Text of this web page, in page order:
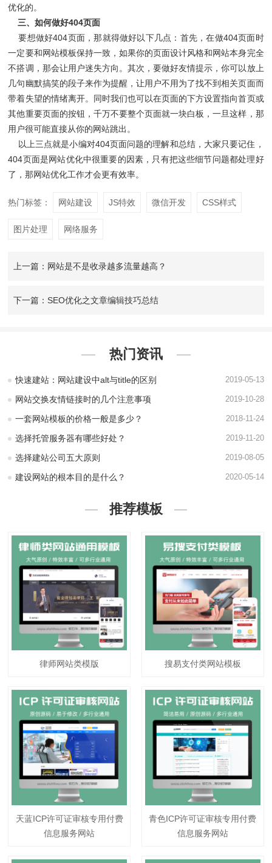
优化的。
三、如何做好404页面
要想做好404页面，那就得做好以下几点：首先，在做404页面时
一定要和网站模板保持一致，如果你的页面设计风格和网站本身完全
不搭调，那会让用户迷失方向。其次，要做好友情提示，你可以放上
几句幽默搞笑的段子来作为提醒，让用户不用为了找不到相关页面而
带着失望的情绪离开。同时我们也可以在页面的下方设置指向首页或
其他重要页面的按钮，千万不要整个页面就一块白板，一旦这样，那
用户很可能直接从你的网站跳出。
以上三点就是小编对404页面问题的理解和总结，大家只要记住，
404页面是网站优化中很重要的因素，只有把这些细节问题都处理好
了，那网站优化工作才会更有效率。
热门标签： 网站建设 JS特效 微信开发 CSS样式
图片处理 网络服务
上一篇：网站是不是收录越多流量越高？
下一篇：SEO优化之文章编辑技巧总结
热门资讯
快速建站：网站建设中alt与title的区别 2019-05-13
网站交换友情链接时的几个注意事项 2019-10-28
一套网站模板的价格一般是多少？ 2018-11-24
选择托管服务器有哪些好处？ 2019-11-20
选择建站公司五大原则 2019-08-05
建设网站的根本目的是什么？ 2020-05-14
推荐模板
律师网站类模版 搜易支付类网站模板
天蓝ICP许可证审核专用付费
信息服务网站
青色ICP许可证审核专用付费
信息服务网站